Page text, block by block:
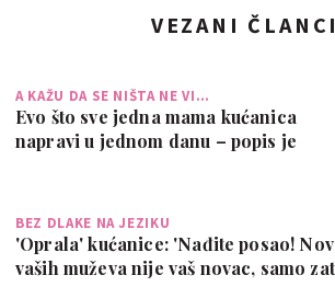
VEZANI ČLANCI
A KAŽU DA SE NIŠTA NE VI…
Evo što sve jedna mama kućanica
napravi u jednom danu – popis je
BEZ DLAKE NA JEZIKU
'Oprala' kućanice: 'Nađite posao!
vaših muževa nije vaš novac, samo